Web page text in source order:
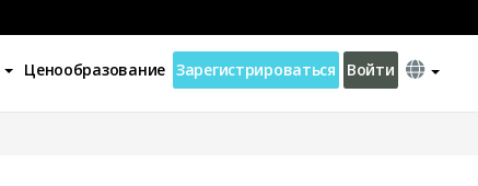
Ценообразование Зарегистрироваться Войти